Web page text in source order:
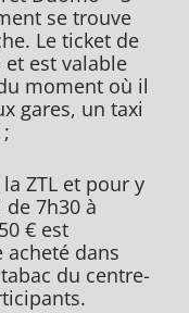
se trouve
Le ticket de
est valable
moment où il
gares, un taxi
ZTL et pour y
7h30 à
€ est
acheté dans
du centre-